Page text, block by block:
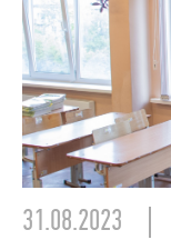
31.08.2023